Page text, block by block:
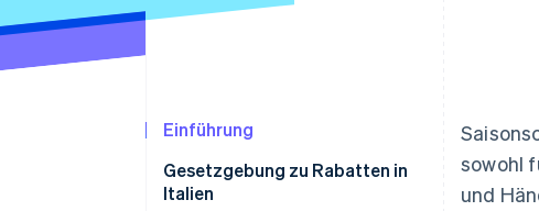
Einführung
Gesetzgebung zu Rabatten in
Italien
sowohl
und